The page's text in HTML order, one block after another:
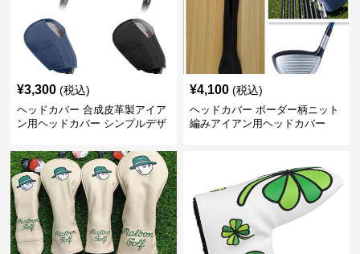
¥3,300 (税込)
ヘッドカバー 合成皮革製アイア
ン用ヘッドカバー シンプルデザ
¥4,100 (税込)
ヘッドカバー ボーダー柄ニット
編みアイアン用ヘッドカバー